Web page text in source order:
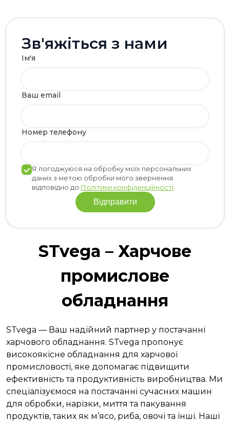
Зв'яжіться з нами
Ім'я
Ваш email
Номер телефону
Я погоджуюся на обробку моїх персональних
даних з метою обробки мого звернення
відповідно до Політики конфіденційності.
STvega – Харчове
промислове
обладнання
STvega — Ваш надійний партнер у постачанні
харчового обладнання. STvega пропонує
високоякісне обладнання для харчової
промисловості, яке допомагає підвищити
ефективність та продуктивність виробництва. Ми
спеціалізуємося на постачанні сучасних машин
для обробки, нарізки, миття та пакування
продуктів, таких як м’ясо, риба, овочі та інші. Наші